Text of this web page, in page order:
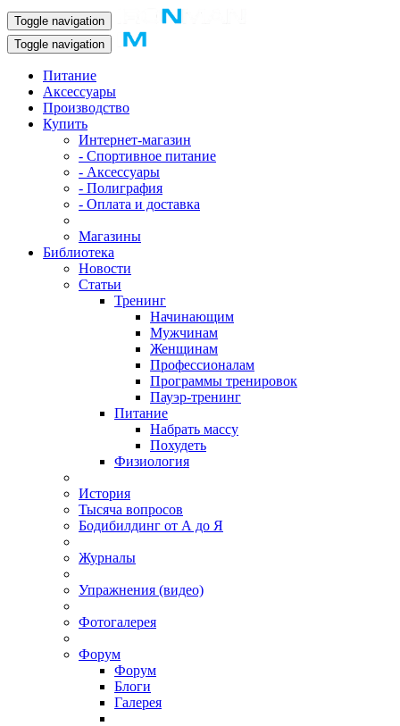
Toggle navigation
Toggle navigation
Питание
Аксессуары
Производство
Купить
Интернет-магазин
- Спортивное питание
- Аксессуары
- Полиграфия
- Оплата и доставка
Магазины
Библиотека
Новости
Статьи
Тренинг
Начинающим
Мужчинам
Женщинам
Профессионалам
Программы тренировок
Пауэр-тренинг
Питание
Набрать массу
Похудеть
Физиология
История
Тысяча вопросов
Бодибилдинг от А до Я
Журналы
Упражнения (видео)
Фотогалерея
Форум
Форум
Блоги
Галерея